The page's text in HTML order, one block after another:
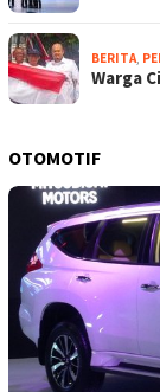
BERITA,
Warga
OTOMOTIF